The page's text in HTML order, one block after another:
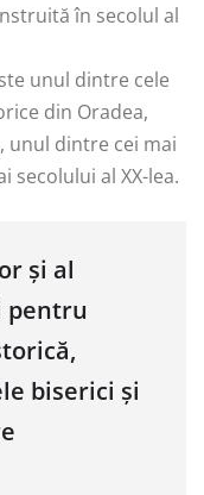
în secolul al
unul dintre cele
din Oradea,
unul dintre cei mai
al XX-lea.
și al
pentru
biserici și